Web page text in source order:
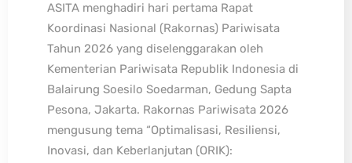
ASITA menghadiri hari pertama Rapat
Koordinasi Nasional (Rakornas) Pariwisata
Tahun 2026 yang diselenggarakan oleh
Kementerian Pariwisata Republik Indonesia di
Balairung Soesilo Soedarman, Gedung Sapta
Pesona, Jakarta. Rakornas Pariwisata 2026
mengusung tema “Optimalisasi, Resiliensi,
Inovasi, dan Keberlanjutan (ORIK):